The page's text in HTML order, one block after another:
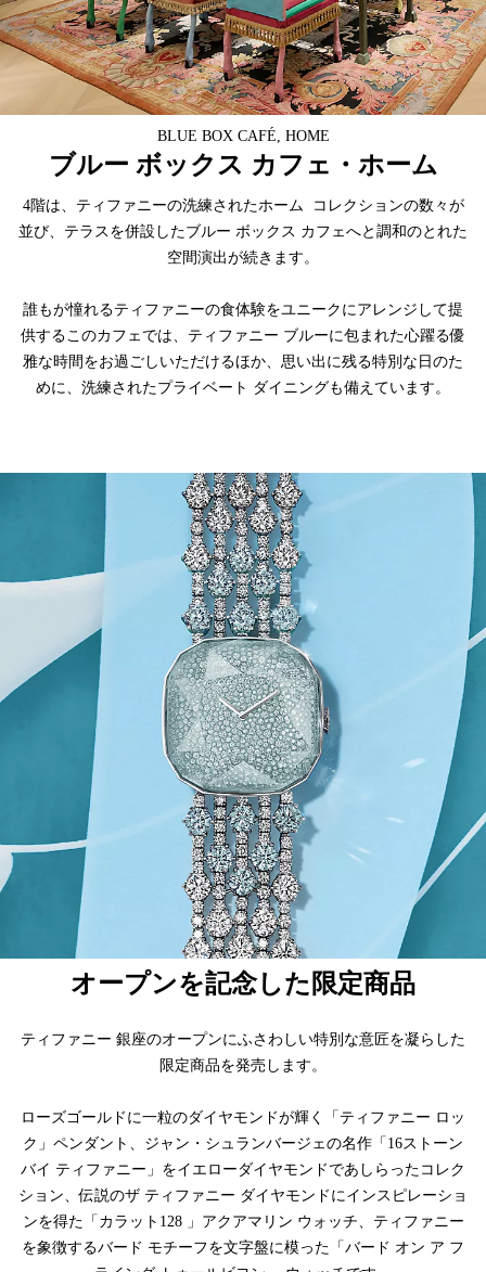
BLUE BOX CAFÉ, HOME
ブルー ボックス カフェ・ホーム
4階は、ティファニーの洗練されたホーム コレクションの数々が
並び、テラスを併設したブルー ボックス カフェへと調和のとれた
空間演出が続きます。
誰もが憧れるティファニーの食体験をユニークにアレンジして提
供するこのカフェでは、ティファニー ブルーに包まれた心躍る優
雅な時間をお過ごしいただけるほか、思い出に残る特別な日のた
めに、洗練されたプライベート ダイニングも備えています。
オープンを記念した限定商品
ティファニー 銀座のオープンにふさわしい特別な意匠を凝らした
限定商品を発売します。
ローズゴールドに一粒のダイヤモンドが輝く「ティファニー ロッ
ク」ペンダント、ジャン・シュランバージェの名作「16ストーン
バイ ティファニー」をイエローダイヤモンドであしらったコレク
ション、伝説のザ ティファニー ダイヤモンドにインスピレーショ
ンを得た「カラット128 」アクアマリン ウォッチ、ティファニー
を象徴するバード モチーフを文字盤に模った「バード オン ア フ